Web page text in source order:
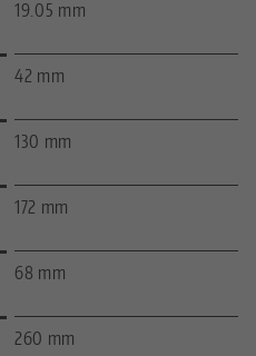
19.05 mm
42 mm
130 mm
172 mm
68 mm
260 mm